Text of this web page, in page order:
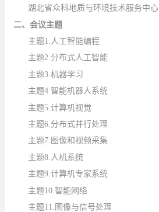
湖北省众科地质与环境技术服务中心
二、会议主题
主题1.人工智能编程
主题2.分布式人工智能
主题3. 机器学习
主题4.智能机器人系统
主题5. 计算机视觉
主题6.分布式并行处理
主题7. 图像和视频采集
主题8. 人机系统
主题9.计算机专家系统
主题10. 智能网络
主题1 1.图像与信号处理